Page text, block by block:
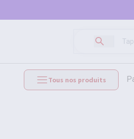
Tous nos produits